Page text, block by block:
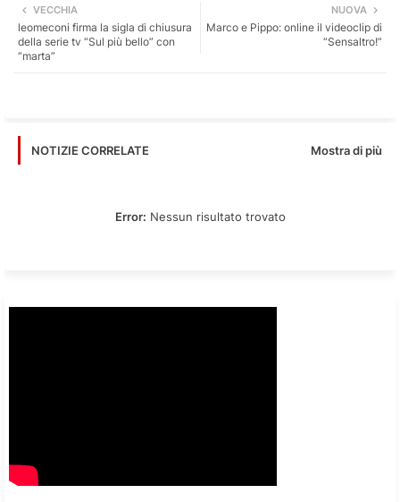
tter ats
NUOVA
Marco e Pippo: online il videoclip di
“Sensaltro!”
VECCHIA
leomeconi firma la sigla di chiusura
della serie tv “Sul più bello” con
“marta”
NOTIZIE CORRELATE Mostra di più
Error: Nessun risultato trovato